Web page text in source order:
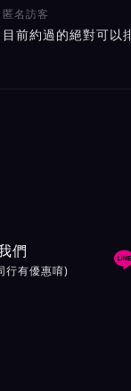
匿名訪客
目前約過的絕對可以
們
行有優惠唷)